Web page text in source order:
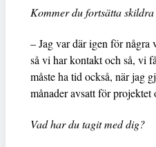
Kommer du fortsätta skildra
– Jag var där igen för några
så vi har kontakt och så, vi
måste ha tid också, när jag
månader avsatt för
Vad har du tagit med dig?